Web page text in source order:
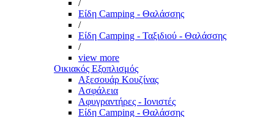
/
Είδη Camping - Θαλάσσης
/
Είδη Camping - Ταξιδιού - Θαλάσσης
/
view more
Οικιακός Εξοπλισμός
Αξεσουάρ Κουζίνας
Ασφάλεια
Αφυγραντήρες - Ιονιστές
Είδη Camping - Θαλάσσης